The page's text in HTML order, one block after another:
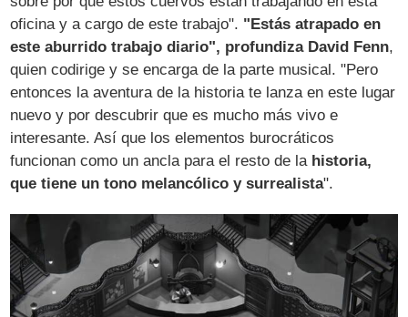
oficina y a cargo de este trabajo". "Estás atrapado en
este aburrido trabajo diario", profundiza David Fenn,
quien codirige y se encarga de la parte musical. "Pero
entonces la aventura de la historia te lanza en este lugar
nuevo y por descubrir que es mucho más vivo e
interesante. Así que los elementos burocráticos
funcionan como un ancla para el resto de la historia,
que tiene un tono melancólico y surrealista".